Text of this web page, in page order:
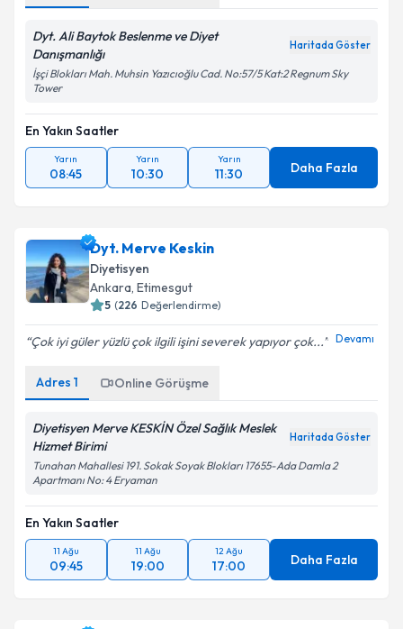
Dyt. Ali Baytok Beslenme ve Diyet
Danışmanlığı
Haritada Göster
İşçi Blokları Mah. Muhsin Yazıcıoğlu Cad. No:57/5 Kat:2 Regnum Sky
Tower
En Yakın Saatler
Yarın
08:45
Yarın
10:30
Yarın
11:30 Daha Fazla
Dyt. Merve Keskin
Diyetisyen
Ankara, Etimesgut
5 (226 Değerlendirme)
Çok iyi güler yüzlü çok ilgili işini severek yapıyor çok... Devamı
Adres 1 Online Görüşme
Diyetisyen Merve KESKİN Özel Sağlık Meslek
Hizmet Birimi
Haritada Göster
Tunahan Mahallesi 191. Sokak Soyak Blokları 17655-Ada Damla 2
Apartmanı No: 4 Eryaman
En Yakın Saatler
11 Ağu
09:45
11 Ağu
19:00
12 Ağu
17:00 Daha Fazla